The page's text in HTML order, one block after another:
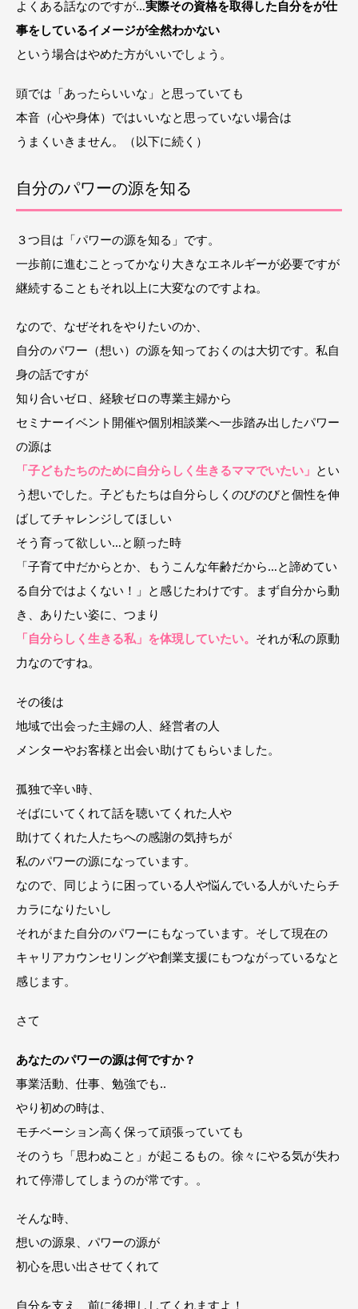
よくある話なのですが…実際その資格を取得した自分をが仕
事をしているイメージが全然わかない
という場合はやめた方がいいでしょう。
頭では「あったらいいな」と思っていても
本音（心や身体）ではいいなと思っていない場合は
うまくいきません。（以下に続く）
自分のパワーの源を知る
３つ目は「パワーの源を知る」です。
一歩前に進むことってかなり大きなエネルギーが必要ですが
継続することもそれ以上に大変なのですよね。
なので、なぜそれをやりたいのか、
自分のパワー（想い）の源を知っておくのは大切です。私自
身の話ですが
知り合いゼロ、経験ゼロの専業主婦から
セミナーイベント開催や個別相談業へ一歩踏み出したパワー
の源は
「子どもたちのために自分らしく生きるママでいたい」 とい
う想いでした。子どもたちは自分らしくのびのびと個性を伸
ばしてチャレンジしてほしい
そう育って欲しい…と願った時
「子育て中だからとか、もうこんな年齢だから…と諦めてい
る自分ではよくない！」と感じたわけです。まず自分から動
き、ありたい姿に、つまり
「自分らしく生きる私」を体現していたい。 それが私の原動
力なのですね。
その後は
地域で出会った主婦の人、経営者の人
メンターやお客様と出会い助けてもらいました。
孤独で辛い時、
そばにいてくれて話を聴いてくれた人や
助けてくれた人たちへの感謝の気持ちが
私のパワーの源になっています。
なので、同じように困っている人や悩んでいる人がいたらチ
カラになりたいし
それがまた自分のパワーにもなっています。そして現在の
キャリアカウンセリングや創業支援にもつながっているなと
感じます。
さて
あなたのパワーの源は何ですか？
事業活動、仕事、勉強でも‥
やり初めの時は、
モチベーション高く保って頑張っていても
そのうち「思わぬこと」が起こるもの。徐々にやる気が失わ
れて停滞してしまうのが常です。。
そんな時、
想いの源泉、パワーの源が
初心を思い出させてくれて
自分を支え、前に後押ししてくれますよ！